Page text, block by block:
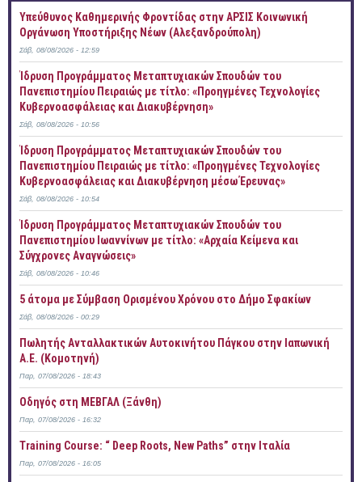
Yπεύθυνος Καθημερινής Φροντίδας στην ΑΡΣΙΣ Κοινωνική
Οργάνωση Υποστήριξης Νέων (Αλεξανδρούπολη)
Σάβ, 08/08/2026 - 12:59
Ίδρυση Προγράμματος Μεταπτυχιακών Σπουδών του
Πανεπιστημίου Πειραιώς με τίτλο: «Προηγμένες Τεχνολογίες
Κυβερνοασφάλειας και Διακυβέρνηση»
Σάβ, 08/08/2026 - 10:56
Ίδρυση Προγράμματος Μεταπτυχιακών Σπουδών του
Πανεπιστημίου Πειραιώς με τίτλο: «Προηγμένες Τεχνολογίες
Κυβερνοασφάλειας και Διακυβέρνηση μέσω Έρευνας»
Σάβ, 08/08/2026 - 10:54
Ίδρυση Προγράμματος Μεταπτυχιακών Σπουδών του
Πανεπιστημίου Ιωαννίνων με τίτλο: «Αρχαία Κείμενα και
Σύγχρονες Αναγνώσεις»
Σάβ, 08/08/2026 - 10:46
5 άτομα με Σύμβαση Ορισμένου Χρόνου στο Δήμο Σφακίων
Σάβ, 08/08/2026 - 00:29
Πωλητής Ανταλλακτικών Αυτοκινήτου Πάγκου στην Ιαπωνική
Α.Ε. (Κομοτηνή)
Παρ, 07/08/2026 - 18:43
Οδηγός στη ΜΕΒΓΑΛ (Ξάνθη)
Παρ, 07/08/2026 - 16:32
Training Course: “ Deep Roots, New Paths” στην Ιταλία
Παρ, 07/08/2026 - 16:05